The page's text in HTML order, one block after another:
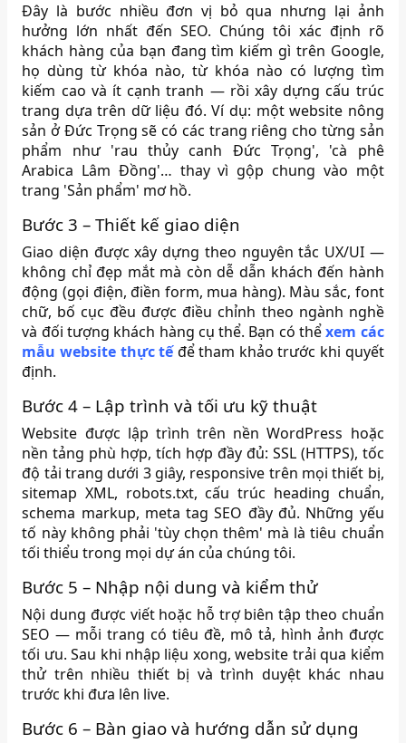
Đây là bước nhiều đơn vị bỏ qua nhưng lại ảnh
hưởng lớn nhất đến SEO. Chúng tôi xác định rõ
khách hàng của bạn đang tìm kiếm gì trên Google,
họ dùng từ khóa nào, từ khóa nào có lượng tìm
kiếm cao và ít cạnh tranh — rồi xây dựng cấu trúc
trang dựa trên dữ liệu đó. Ví dụ: một website nông
sản ở Đức Trọng sẽ có các trang riêng cho từng sản
phẩm như 'rau thủy canh Đức Trọng', 'cà phê
Arabica Lâm Đồng'… thay vì gộp chung vào một
trang 'Sản phẩm' mơ hồ.
Bước 3 – Thiết kế giao diện
Giao diện được xây dựng theo nguyên tắc UX/UI —
không chỉ đẹp mắt mà còn dễ dẫn khách đến hành
động (gọi điện, điền form, mua hàng). Màu sắc, font
chữ, bố cục đều được điều chỉnh theo ngành nghề
và đối tượng khách hàng cụ thể. Bạn có thểxem các
mẫu website thực tếđể tham khảo trước khi quyết
định.
Bước 4 – Lập trình và tối ưu kỹ thuật
Website được lập trình trên nền WordPress hoặc
nền tảng phù hợp, tích hợp đầy đủ: SSL (HTTPS), tốc
độ tải trang dưới 3 giây, responsive trên mọi thiết bị,
sitemap XML, robots.txt, cấu trúc heading chuẩn,
schema markup, meta tag SEO đầy đủ. Những yếu
tố này không phải 'tùy chọn thêm' mà là tiêu chuẩn
tối thiểu trong mọi dự án của chúng tôi.
Bước 5 – Nhập nội dung và kiểm thử
Nội dung được viết hoặc hỗ trợ biên tập theo chuẩn
SEO — mỗi trang có tiêu đề, mô tả, hình ảnh được
tối ưu. Sau khi nhập liệu xong, website trải qua kiểm
thử trên nhiều thiết bị và trình duyệt khác nhau
trước khi đưa lên live.
Bước 6 – Bàn giao và hướng dẫn sử dụng